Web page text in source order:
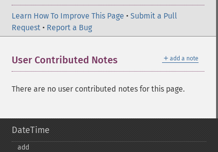
Learn How To Improve This Page • Submit a Pull
Request • Report a Bug
＋ add a note
User Contributed Notes
There are no user contributed notes for this page.
DateTime
add